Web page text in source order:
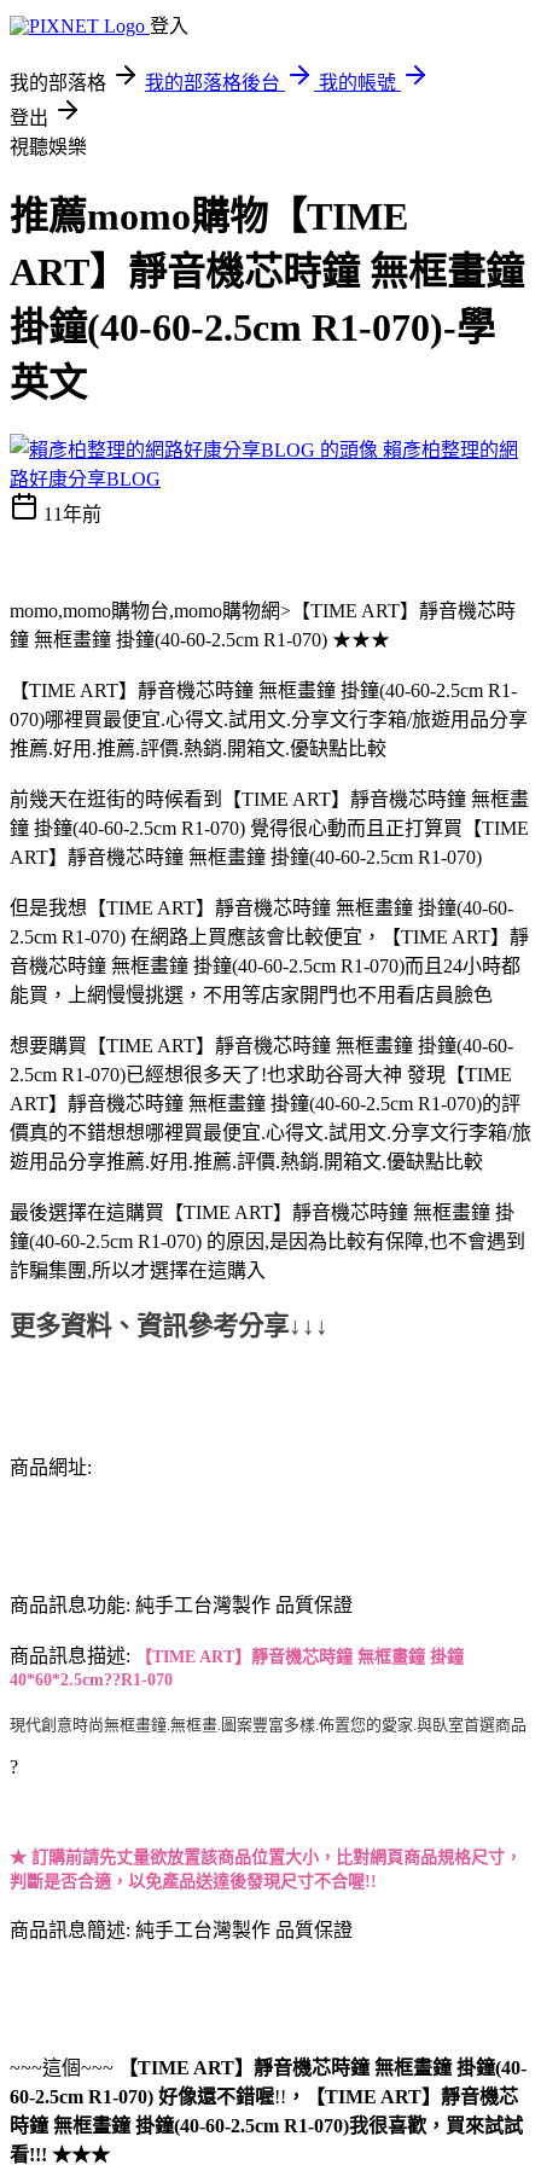
登入
我的部落格 我的部落格後台
我的帳號
登出
視聽娛樂
推薦momo購物【TIME
ART】靜音機芯時鐘 無框畫鐘
掛鐘(40-60-2.5cm R1-070)-學
英文
賴彥柏整理的網
路好康分享BLOG
11年前
momo,momo購物台,momo購物網>【TIME ART】靜音機芯時
鐘 無框畫鐘 掛鐘(40-60-2.5cm R1-070) ★★★
【TIME ART】靜音機芯時鐘 無框畫鐘 掛鐘(40-60-2.5cm R1-
070)哪裡買最便宜.心得文.試用文.分享文行李箱/旅遊用品分享
推薦.好用.推薦.評價.熱銷.開箱文.優缺點比較
前幾天在逛街的時候看到【TIME ART】靜音機芯時鐘 無框畫
鐘 掛鐘(40-60-2.5cm R1-070) 覺得很心動而且正打算買【TIME
ART】靜音機芯時鐘 無框畫鐘 掛鐘(40-60-2.5cm R1-070)
但是我想【TIME ART】靜音機芯時鐘 無框畫鐘 掛鐘(40-60-
2.5cm R1-070) 在網路上買應該會比較便宜，【TIME ART】靜
音機芯時鐘 無框畫鐘 掛鐘(40-60-2.5cm R1-070)而且24小時都
能買，上網慢慢挑選，不用等店家開門也不用看店員臉色
想要購買【TIME ART】靜音機芯時鐘 無框畫鐘 掛鐘(40-60-
2.5cm R1-070)已經想很多天了!也求助谷哥大神 發現【TIME
ART】靜音機芯時鐘 無框畫鐘 掛鐘(40-60-2.5cm R1-070)的評
價真的不錯想想哪裡買最便宜.心得文.試用文.分享文行李箱/旅
遊用品分享推薦.好用.推薦.評價.熱銷.開箱文.優缺點比較
最後選擇在這購買【TIME ART】靜音機芯時鐘 無框畫鐘 掛
鐘(40-60-2.5cm R1-070) 的原因,是因為比較有保障,也不會遇到
詐騙集團,所以才選擇在這購入
更多資料、資訊參考分享↓↓↓
商品網址:
商品訊息功能: 純手工台灣製作 品質保證
商品訊息描述:
【TIME ART】靜音機芯時鐘 無框畫鐘 掛鐘
40*60*2.5cm??R1-070
現代創意時尚無框畫鐘.無框畫.圖案豐富多樣.佈置您的愛家.與臥室首選商品
?
★ 訂購前請先丈量欲放置該商品位置大小，比對網頁商品規格尺寸，
判斷是否合適，以免產品送達後發現尺寸不合喔!!
商品訊息簡述: 純手工台灣製作 品質保證
~~~這個~~~
【TIME ART】靜音機芯時鐘 無框畫鐘 掛鐘(40-
60-2.5cm R1-070) 好像還不錯喔!! ，
【TIME ART】靜音機芯
時鐘 無框畫鐘 掛鐘(40-60-2.5cm R1-070)我很喜歡，買來試試
看!!! ★★★